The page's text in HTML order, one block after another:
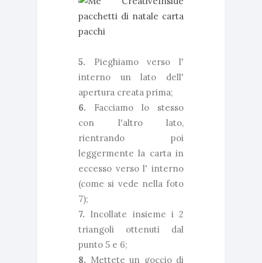
5. Pieghiamo verso l'
interno un lato dell'
apertura creata prima;
6. Facciamo lo stesso
con l'altro lato,
rientrando poi
leggermente la carta in
eccesso verso l' interno
(come si vede nella foto
7);
7. Incollate insieme i 2
triangoli ottenuti dal
punto 5 e 6;
8. Mettete un goccio di